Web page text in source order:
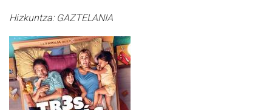
Hizkuntza: GAZTELANIA